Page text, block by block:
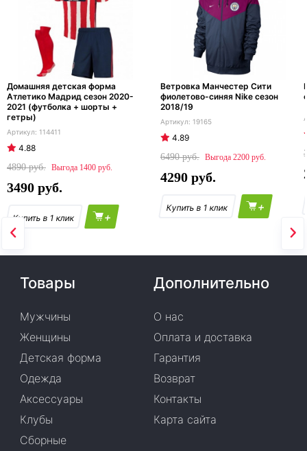
Домашняя детская форма
Атлетико Мадрид сезон 2020-
2021 (футболка + шорты +
гетры)
114411
4.88
4890
1400
3490
+
Ветровка Манчестер Сити
фиолетово-синяя Nike сезон
2018/19
19165
4.89
6490
2200
4290
+
Товары
Мужчины
Женщины
Детская форма
Одежда
Аксессуары
Клубы
Сборные
Дополнительно
О нас
Оплата и доставка
Гарантия
Возврат
Контакты
Карта сайта